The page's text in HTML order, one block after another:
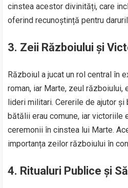
cinstea acestor divinități, care
oferind recunoștință pentru
3. Zeii Războiului și
Războiul a jucat un rol central în
roman, iar Marte, zeul războiului,
lideri militari. Cererile de ajutor și
bătălii erau comune, iar victoriile
ceremonii în cinstea lui Marte.
importanța zeilor războiului în
4. Ritualuri Publice și